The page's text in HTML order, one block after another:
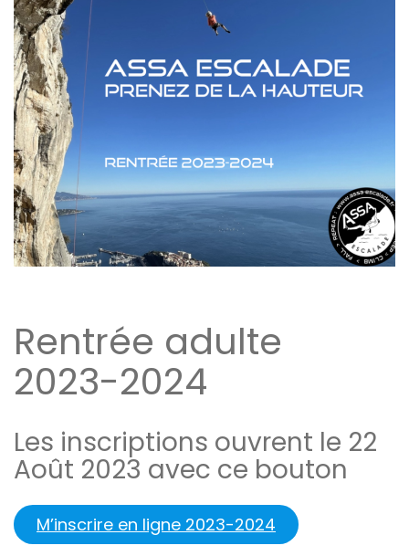
Rentrée adulte
2023-2024
Les inscriptions ouvrent le 22
Août 2023 avec ce bouton
M’inscrire en ligne 2023-2024